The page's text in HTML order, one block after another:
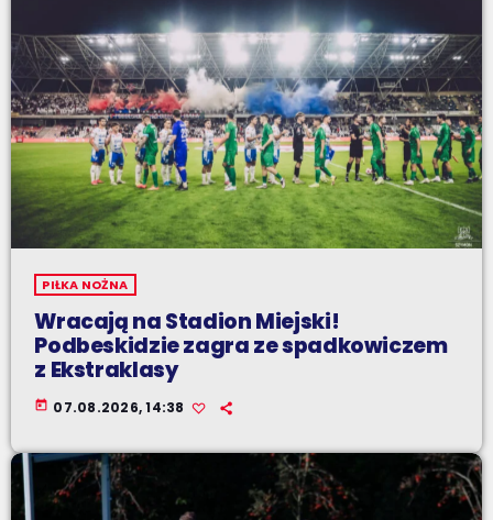
PIŁKA NOŻNA
Wracają na Stadion Miejski!
Podbeskidzie zagra ze spadkowiczem
z Ekstraklasy
today 07.08.2026, 14:38